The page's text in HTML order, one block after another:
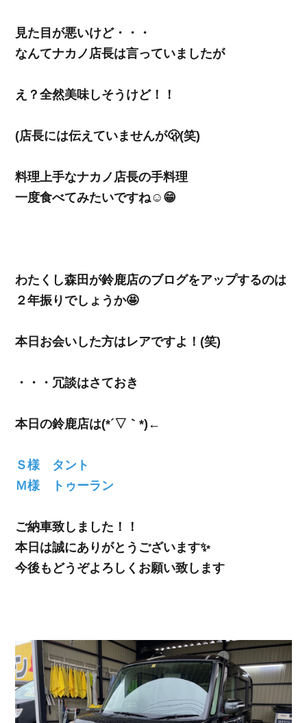
見た目が悪いけど・・・
なんてナカノ店長は言っていましたが
え？全然美味しそうけど！！
(店長には伝えていませんが🫢(笑)
料理上手なナカノ店長の手料理
一度食べてみたいですね☺️😁
わたくし森田が鈴鹿店のブログをアップするのは
２年振りでしょうか🤩
本日お会いした方はレアですよ！(笑)
・・・冗談はさておき
本日の鈴鹿店は(*´▽｀*)←
Ｓ様 タント
Ｍ様 トゥーラン
ご納車致しました！！
本日は誠にありがとうございます✨
今後もどうぞよろしくお願い致します